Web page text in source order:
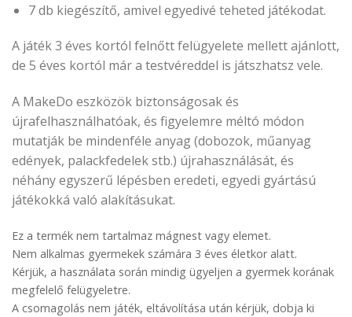
7 db kiegészítő, amivel egyedivé teheted játékodat.
A játék 3 éves kortól felnőtt felügyelete mellett ajánlott,
de 5 éves kortól már a testvéreddel is játszhatsz vele.
A MakeDo eszközök biztonságosak és
újrafelhasználhatóak, és figyelemre méltó módon
mutatják be mindenféle anyag (dobozok, műanyag
edények, palackfedelek stb.) újrahasználását, és
néhány egyszerű lépésben eredeti, egyedi gyártású
játékokká való alakításukat.
Ez a termék nem tartalmaz mágnest vagy elemet.
Nem alkalmas gyermekek számára 3 éves életkor alatt.
Kérjük, a használata során mindig ügyeljen a gyermek korának
megfelelő felügyeletre.
A csomagolás nem játék, eltávolítása után kérjük, dobja ki